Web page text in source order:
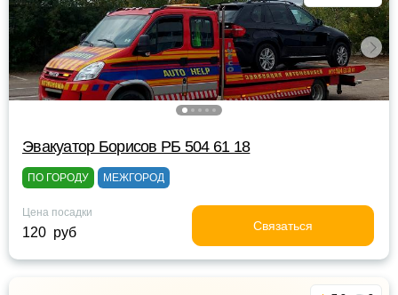
Эвакуатор Борисов РБ 504 61 18
ПО ГОРОДУ МЕЖГОРОД
Цена посадки
120 руб Связаться